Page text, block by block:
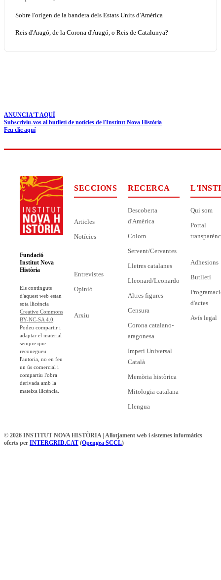
Sobre l'origen de la bandera dels Estats Units d'Amèrica
Reis d'Aragó, de la Corona d'Aragó, o Reis de Catalunya?
ANUNCIA'T AQUÍ
Subscriviu-vos al butlletí de notícies de l'Institut Nova Història
Feu clic aquí
Fundació
Institut Nova
Història
Els continguts
d'aquest web estan
sota llicència
Creative Commons
BY-NC-SA 4.0
Podeu compartir i
adaptar el material
sempre que
reconegueu
l'autoria, no en feu
un ús comercial i
compartiu l'obra
derivada amb la
mateixa llicència.
SECCIONS
Articles
Notícies
Entrevistes
Opinió
Arxiu
RECERCA
Descoberta
d'Amèrica
Colom
Servent/Cervantes
Lletres catalanes
Lleonard/Leonardo
Altres figures
Censura
Corona catalano-
aragonesa
Imperi Universal
Català
Memòria històrica
Mitologia catalana
Llengua
Qui som
Portal
Adhesions
Butlletí
d'actes
Avís legal
© 2026 INSTITUT NOVA HISTÒRIA | Allotjament web i sistemes informàtics
oferts per INTERGRID.CAT (Opengea SCCL)